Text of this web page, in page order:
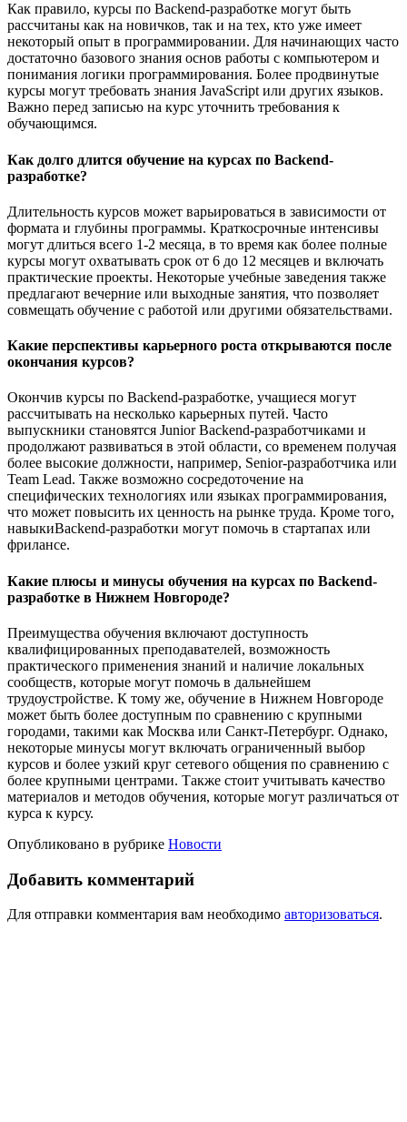
Как правило, курсы по Backend-разработке могут быть
рассчитаны как на новичков, так и на тех, кто уже имеет
некоторый опыт в программировании. Для начинающих часто
достаточно базового знания основ работы с компьютером и
понимания логики программирования. Более продвинутые
курсы могут требовать знания JavaScript или других языков.
Важно перед записью на курс уточнить требования к
обучающимся.
Как долго длится обучение на курсах по Backend-
разработке?
Длительность курсов может варьироваться в зависимости от
формата и глубины программы. Краткосрочные интенсивы
могут длиться всего 1-2 месяца, в то время как более полные
курсы могут охватывать срок от 6 до 12 месяцев и включать
практические проекты. Некоторые учебные заведения также
предлагают вечерние или выходные занятия, что позволяет
совмещать обучение с работой или другими обязательствами.
Какие перспективы карьерного роста открываются после
окончания курсов?
Окончив курсы по Backend-разработке, учащиеся могут
рассчитывать на несколько карьерных путей. Часто
выпускники становятся Junior Backend-разработчиками и
продолжают развиваться в этой области, со временем получая
более высокие должности, например, Senior-разработчика или
Team Lead. Также возможно сосредоточение на
специфических технологиях или языках программирования,
что может повысить их ценность на рынке труда. Кроме того,
навыкиBackend-разработки могут помочь в стартапах или
фрилансе.
Какие плюсы и минусы обучения на курсах по Backend-
разработке в Нижнем Новгороде?
Преимущества обучения включают доступность
квалифицированных преподавателей, возможность
практического применения знаний и наличие локальных
сообществ, которые могут помочь в дальнейшем
трудоустройстве. К тому же, обучение в Нижнем Новгороде
может быть более доступным по сравнению с крупными
городами, такими как Москва или Санкт-Петербург. Однако,
некоторые минусы могут включать ограниченный выбор
курсов и более узкий круг сетевого общения по сравнению с
более крупными центрами. Также стоит учитывать качество
материалов и методов обучения, которые могут различаться от
курса к курсу.
Опубликовано в рубрике Новости
Добавить комментарий
Для отправки комментария вам необходимо авторизоваться.